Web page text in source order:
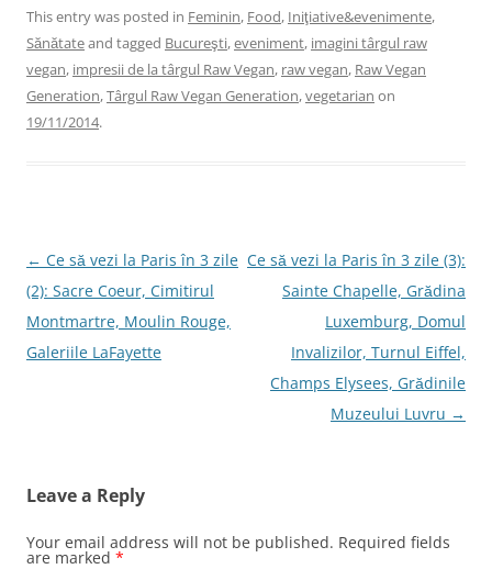
c
e
b
o
itt
er
k
e
dI
er
e
st
ai
l
This entry was posted in Feminin, Food, Iniţiative&evenimente,
Sănătateand tagged Bucureşti,eveniment, imagini târgul raw
vegan, impresii de la târgul Raw Vegan, raw vegan, Raw Vegan
Generation,Târgul Raw Vegan Generation,vegetarian on
19/11/2014.
Post
navigation
← Ce să vezi la Paris în 3 zile
(2): Sacre Coeur, Cimitirul
Montmartre, Moulin Rouge,
Galeriile LaFayette
Ce să vezi la Paris în 3 zile (3):
Sainte Chapelle, Grădina
Luxemburg, Domul
Invalizilor, Turnul Eiffel,
Champs Elysees, Grădinile
Muzeului Luvru →
Leave a Reply
Your email address will not be published. Required fields
are marked *